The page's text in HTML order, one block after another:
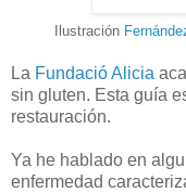
Ilustración
La Fundació Alicia
sin gluten. Esta guía
restauración.
Ya he hablado en
enfermedad